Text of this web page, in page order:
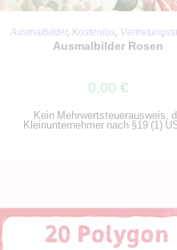
IN DEN WARENKORB
Ausmalbilder,Kostenlos,
Ausmalbilder Rosen
0,00€
Kein Mehrwertsteuerausweis,
Kleinunternehmer nach §19 (1)